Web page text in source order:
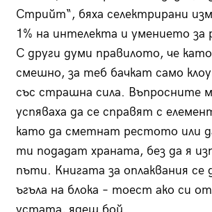
Стрийт“, бяха селектрирани
1% на интелекта и умението за
С други думи правилото, че
смешно, за теб бачкат само
със страшна сила. Въпросните
успяваха да се справят с
като да сметнат рестото или
ти подадат храната, без да я
пъти. Книгата за оплаквания се
ъгъла на блока – тоест ако си